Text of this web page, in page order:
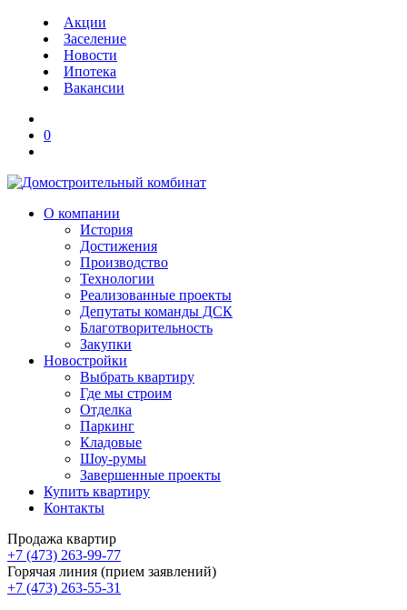
Акции
Заселение
Новости
Ипотека
Вакансии
0
О компании
История
Достижения
Производство
Технологии
Реализованные проекты
Депутаты команды ДСК
Благотворительность
Закупки
Новостройки
Выбрать квартиру
Где мы строим
Отделка
Паркинг
Кладовые
Шоу-румы
Завершенные проекты
Купить квартиру
Контакты
Продажа квартир
+7 (473) 263-99-77
Горячая линия (прием заявлений)
+7 (473) 263-55-31